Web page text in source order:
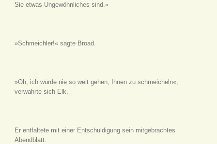
Sie etwas Ungewöhnliches sind.«
»Schmeichler!« sagte Broad.
»Oh, ich würde nie so weit gehen, Ihnen zu schmeicheln«,
verwahrte sich Elk.
Er entfaltete mit einer Entschuldigung sein mitgebrachtes
Abendblatt.